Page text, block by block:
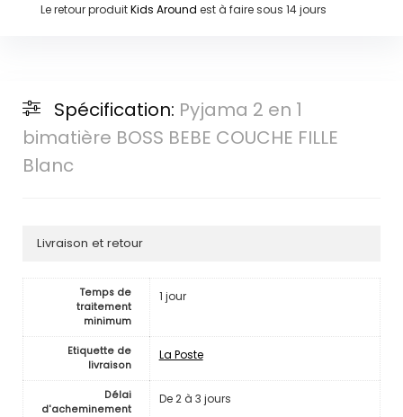
Le retour produitKids Around est à faire sous 14 jours
Spécification: Pyjama 2 en 1
bimatière BOSS BEBE COUCHE FILLE
Blanc
Livraison et retour
Temps de
traitement
minimum
1 jour
Etiquette de
livraison
La Poste
Délai
d'acheminement
De 2 à 3 jours